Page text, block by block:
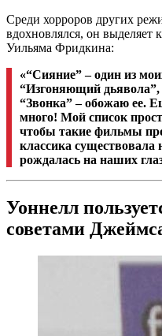
Среди хорроров других
вдохновлялся, он
Уильяма Фридкина:
«“Сияние” – один из
“Изгоняющий дьявола”,
“Звонка” – обожаю ее.
много! Мой список
чтобы такие фильмы
классика
рождалась на наших
Уоннелл
советами